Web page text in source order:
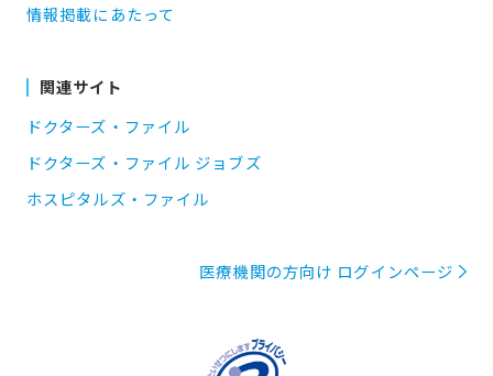
情報掲載にあたって
関連サイト
ドクターズ・ファイル
ドクターズ・ファイル ジョブズ
ホスピタルズ・ファイル
医療機関の方向け ログインページ